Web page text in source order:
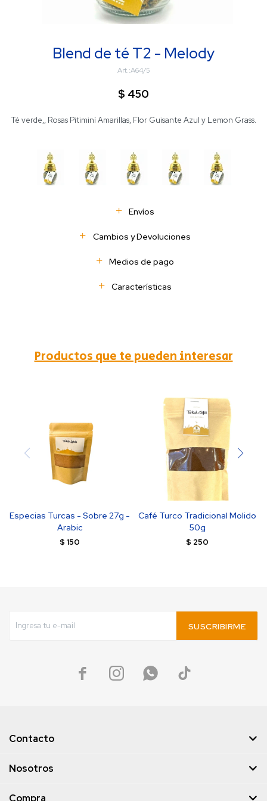
Blend de té T2 - Melody
A64/5
$ 450
Té verde,, Rosas Pitiminí Amarillas, Flor Guisante Azul y Lemon Grass.
Envíos
Cambios y Devoluciones
Medios de pago
Características
Productos que te pueden interesar
Especias Turcas - Sobre 27g -
Arabic
$ 150
Café Turco Tradicional Molido
50g
$ 250
SUSCRIBIRME
   
Contacto
Nosotros
Compra